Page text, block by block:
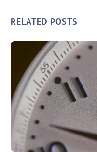
RELATED POSTS